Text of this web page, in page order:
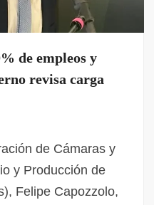
de empleos y
revisa carga
de Cámaras y
y Producción de
Felipe Capozzolo,